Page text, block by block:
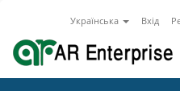
Українська Вхід